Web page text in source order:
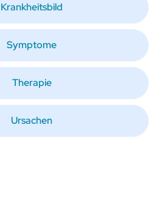
Krankheitsbild
Symptome
Therapie
Ursachen